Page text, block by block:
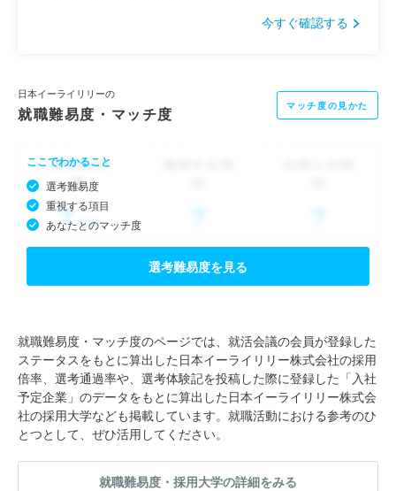
今すぐ確認する
日本イーライリリーの
就職難易度・マッチ度 マッチ度の見かた
ここでわかること
選考難易度
重視する項目
あなたとのマッチ度
選考難易度を見る
就職難易度・マッチ度のページでは、就活会議の会員が登録した
ステータスをもとに算出した日本イーライリリー株式会社の採用
倍率、選考通過率や、選考体験記を投稿した際に登録した「入社
予定企業」のデータをもとに算出した日本イーライリリー株式会
社の採用大学なども掲載しています。就職活動における参考のひ
とつとして、ぜひ活用してください。
就職難易度・採用大学の詳細をみる